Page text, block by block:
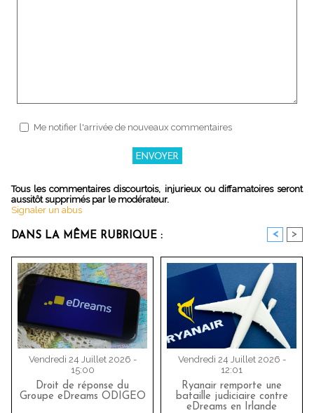
Me notifier l'arrivée de nouveaux commentaires
Tous les commentaires discourtois, injurieux ou diffamatoires seront
aussitôt supprimés par le modérateur.
Signaler un abus
DANS LA MÊME RUBRIQUE : < >
Vendredi 24 Juillet 2026 -
15:00
Droit de réponse du
Groupe eDreams ODIGEO
Vendredi 24 Juillet 2026 -
12:01
Ryanair remporte une
bataille judiciaire contre
eDreams en Irlande